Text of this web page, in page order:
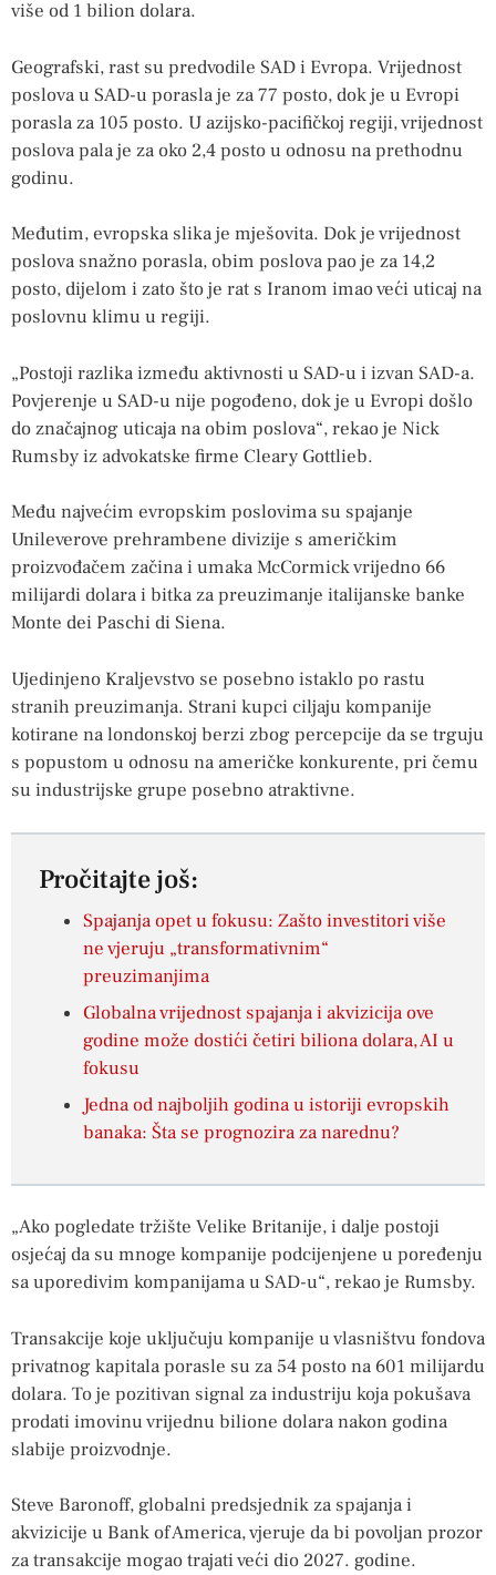
više od 1 bilion dolara.
Geografski, rast su predvodile SAD i Evropa. Vrijednost
poslova u SAD-u porasla je za 77 posto, dok je u Evropi
porasla za 105 posto. U azijsko-pacifičkoj regiji, vrijednost
poslova pala je za oko 2,4 posto u odnosu na prethodnu
godinu.
Međutim, evropska slika je mješovita. Dok je vrijednost
poslova snažno porasla, obim poslova pao je za 14,2
posto, dijelom i zato što je rat s Iranom imao veći uticaj na
poslovnu klimu u regiji.
„Postoji razlika između aktivnosti u SAD-u i izvan SAD-a.
Povjerenje u SAD-u nije pogođeno, dok je u Evropi došlo
do značajnog uticaja na obim poslova“, rekao je Nick
Rumsby iz advokatske firme Cleary Gottlieb.
Među najvećim evropskim poslovima su spajanje
Unileverove prehrambene divizije s američkim
proizvođačem začina i umaka McCormick vrijedno 66
milijardi dolara i bitka za preuzimanje italijanske banke
Monte dei Paschi di Siena.
Ujedinjeno Kraljevstvo se posebno istaklo po rastu
stranih preuzimanja. Strani kupci ciljaju kompanije
kotirane na londonskoj berzi zbog percepcije da se trguju
s popustom u odnosu na američke konkurente, pri čemu
su industrijske grupe posebno atraktivne.
Pročitajte još:
Spajanja opet u fokusu: Zašto investitori više
ne vjeruju „transformativnim“
preuzimanjima
Globalna vrijednost spajanja i akvizicija ove
godine može dostići četiri biliona dolara, AI u
fokusu
Jedna od najboljih godina u istoriji evropskih
banaka: Šta se prognozira za narednu?
„Ako pogledate tržište Velike Britanije, i dalje postoji
osjećaj da su mnoge kompanije podcijenjene u poređenju
sa uporedivim kompanijama u SAD-u“, rekao je Rumsby.
Transakcije koje uključuju kompanije u vlasništvu fondova
privatnog kapitala porasle su za 54 posto na 601 milijardu
dolara. To je pozitivan signal za industriju koja pokušava
prodati imovinu vrijednu bilione dolara nakon godina
slabije proizvodnje.
Steve Baronoff, globalni predsjednik za spajanja i
akvizicije u Bank of America, vjeruje da bi povoljan prozor
za transakcije mogao trajati veći dio 2027. godine.